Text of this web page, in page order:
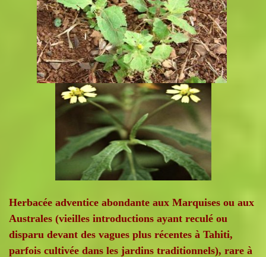
Herbacée adventice abondante aux Marquises ou aux
Australes (vieilles introductions ayant reculé ou
disparu devant des vagues plus récentes à Tahiti,
parfois cultivée dans les jardins traditionnels), rare à